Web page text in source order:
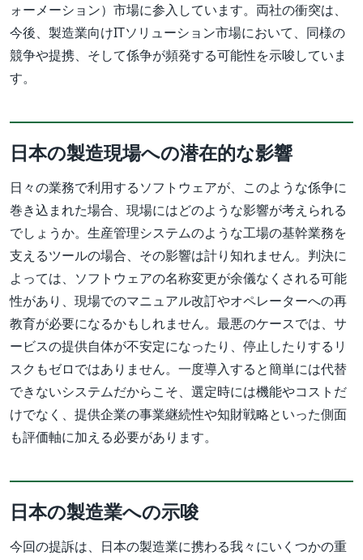
ォーメーション）市場に参入しています。両社の衝突は、
今後、製造業向けITソリューション市場において、同様の
競争や提携、そして係争が頻発する可能性を示唆していま
す。
日本の製造現場への潜在的な影響
日々の業務で利用するソフトウェアが、このような係争に
巻き込まれた場合、現場にはどのような影響が考えられる
でしょうか。生産管理システムのような工場の基幹業務を
支えるツールの場合、その影響は計り知れません。判決に
よっては、ソフトウェアの名称変更が余儀なくされる可能
性があり、現場でのマニュアル改訂やオペレーターへの再
教育が必要になるかもしれません。最悪のケースでは、サ
ービスの提供自体が不安定になったり、停止したりするリ
スクもゼロではありません。一度導入すると簡単には代替
できないシステムだからこそ、選定時には機能やコストだ
けでなく、提供企業の事業継続性や知財戦略といった側面
も評価軸に加える必要があります。
日本の製造業への示唆
今回の提訴は、日本の製造業に携わる我々にいくつかの重